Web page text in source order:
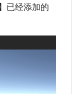
已经添加的